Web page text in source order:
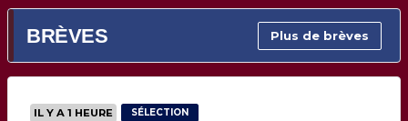
BRÈVES Plus de brèves
IL Y A 1 HEURE SÉLECTION